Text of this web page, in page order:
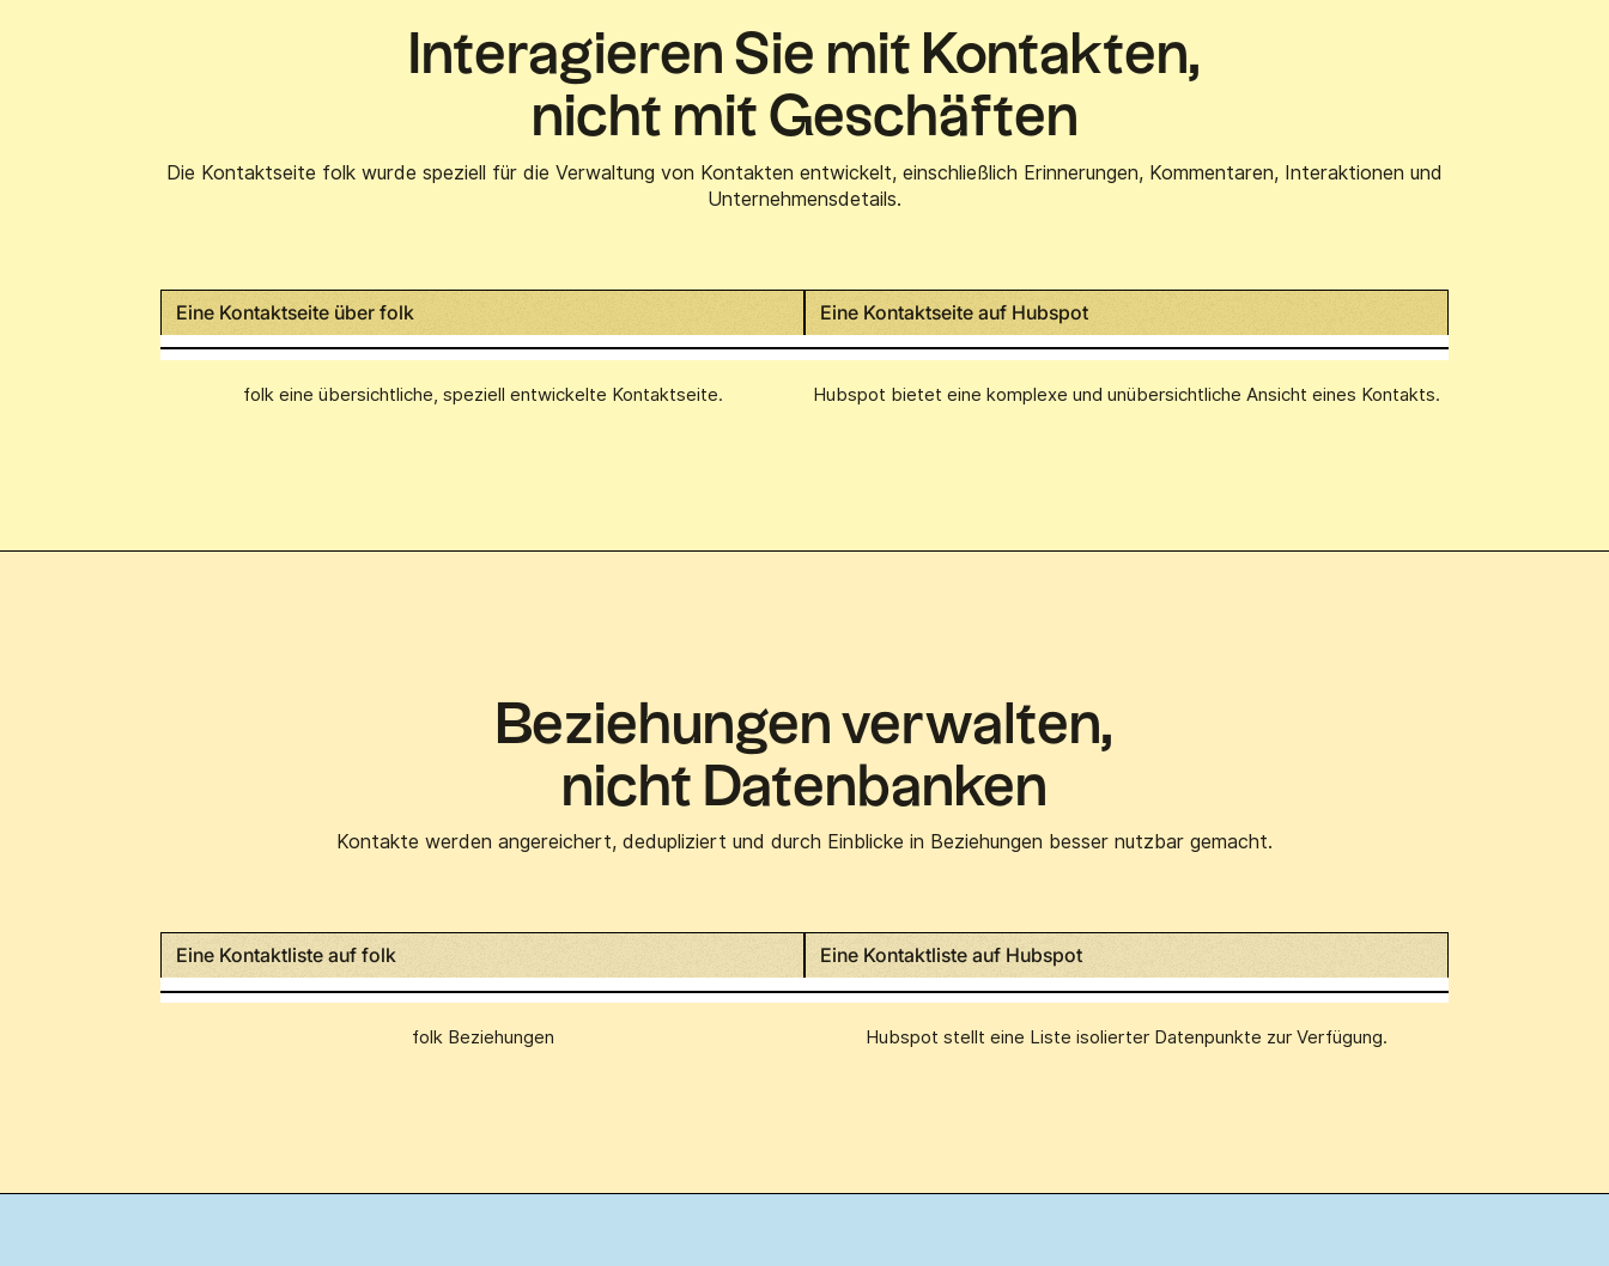
Interagieren Sie mit Kontakten,
nicht mit Geschäften
Die Kontaktseite folk wurde speziell für die Verwaltung von Kontakten entwickelt, einschließlich Erinnerungen, Kommentaren, Interaktionen und
Unternehmensdetails.
Eine Kontaktseite über folk
folk eine übersichtliche, speziell entwickelte Kontaktseite.
Eine Kontaktseite auf Hubspot
Hubspot bietet eine komplexe und unübersichtliche Ansicht eines Kontakts.
Beziehungen verwalten,
nicht Datenbanken
Kontakte werden angereichert, dedupliziert und durch Einblicke in Beziehungen besser nutzbar gemacht.
Eine Kontaktliste auf folk
folk Beziehungen
Eine Kontaktliste auf Hubspot
Hubspot stellt eine Liste isolierter Datenpunkte zur Verfügung.